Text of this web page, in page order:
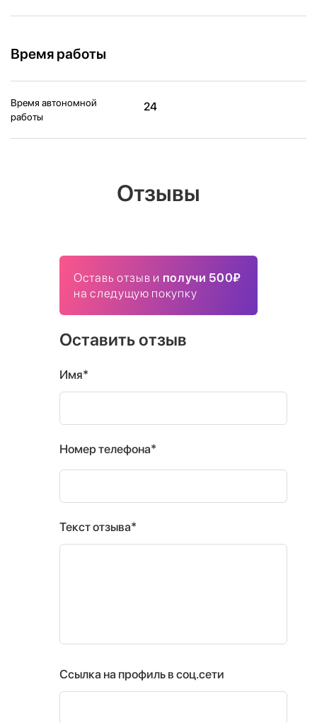
Время работы
Время автономной
работы
24
Отзывы
Оставь отзыв и получи 500₽
на следущую покупку
Оставить отзыв
Имя*
Номер телефона*
Текст отзыва*
Ссылка на профиль в соц.сети